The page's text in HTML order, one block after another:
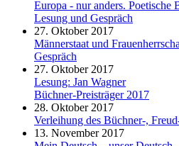
Europa - nur anders. Poetische
Lesung und Gespräch
27. Oktober 2017
Männerstaat und
Gespräch
27. Oktober 2017
Lesung: Jan Wagner
Büchner-Preisträger 2017
28. Oktober 2017
Verleihung des Büchner-,
13. November 2017